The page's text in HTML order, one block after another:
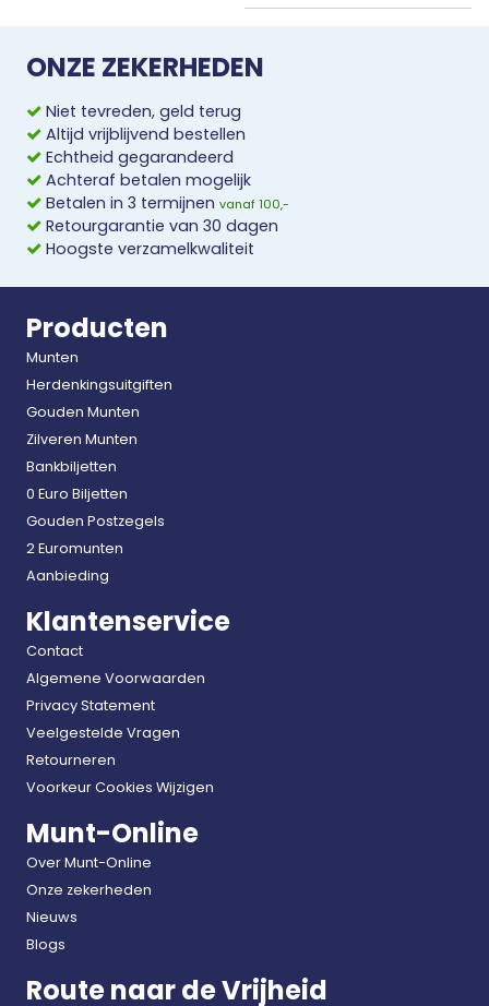
ONZE ZEKERHEDEN
Niet tevreden, geld terug
Altijd vrijblijvend bestellen
Echtheid gegarandeerd
Achteraf betalen mogelijk
Betalen in 3 termijnen vanaf 100,-
Retourgarantie van 30 dagen
Hoogste verzamelkwaliteit
Producten
Munten
Herdenkingsuitgiften
Gouden Munten
Zilveren Munten
Bankbiljetten
0 Euro Biljetten
Gouden Postzegels
2 Euromunten
Aanbieding
Klantenservice
Contact
Algemene Voorwaarden
Privacy Statement
Veelgestelde Vragen
Retourneren
Voorkeur Cookies Wijzigen
Munt-Online
Over Munt-Online
Onze zekerheden
Nieuws
Blogs
Route naar de Vrijheid